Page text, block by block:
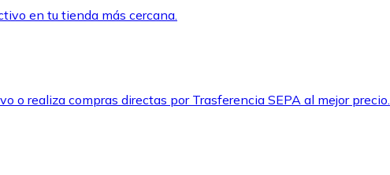
en tu tienda más cercana.
o realiza compras directas por Trasferencia SEPA al mejor precio.